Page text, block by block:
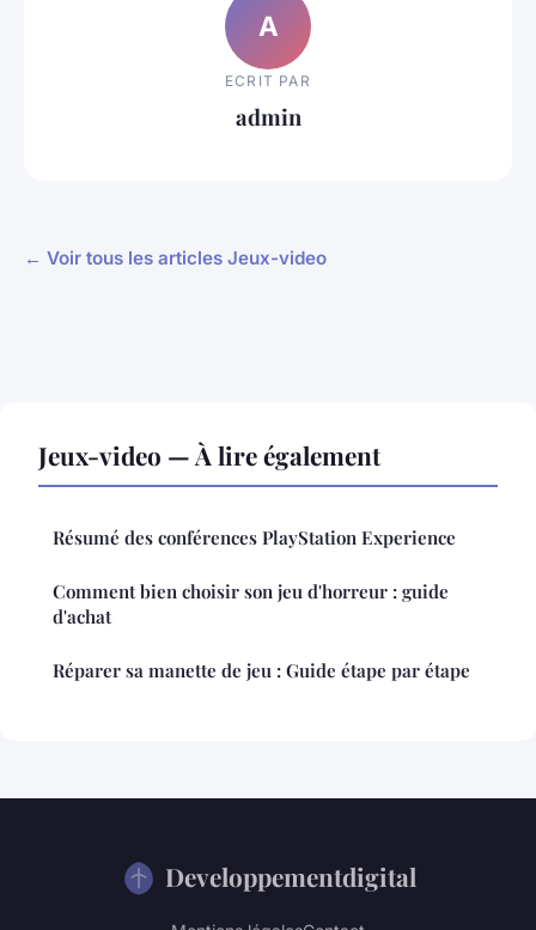
A
ECRIT PAR
admin
← Voir tous les articles Jeux-video
Jeux-video — À lire également
Résumé des conférences PlayStation Experience
Comment bien choisir son jeu d'horreur : guide
d'achat
Réparer sa manette de jeu : Guide étape par étape
Developpementdigital